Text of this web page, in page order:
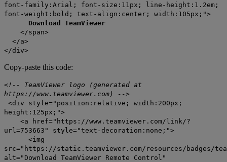
font-family:Arial; font-size:11px; line-height:1.2em;
font-weight:bold; text-align:center; width:105px;">
Download TeamViewer
</span>
</a>
</div>
Copy-paste this code:
<!-- TeamViewer logo (generated at
https://www.teamviewer.com) -->
<div style="position:relative; width:200px;
height:125px;">
<a href="https://www.teamviewer.com/link/?
url=753663" style="text-decoration:none;">
<img
src="https://static.teamviewer.com/resources/badges/
alt="Download TeamViewer Remote Control"